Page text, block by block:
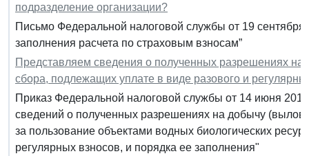
подразделение организации?
Письмо Федеральной налоговой службы от 19
заполнения расчета по страховым взносам”
Представляем сведения о полученных разрешениях
сбора, подлежащих уплате в виде разового и
Приказ Федеральной налоговой службы от 14 июня
сведений о полученных разрешениях на добычу
за пользование объектами водных биологических
регулярных взносов, и порядка ее заполнения"